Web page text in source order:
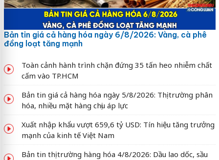
Bản tin giá cả hàng hóa ngày 6/8/2026: Vàng, cà phê
đồng loạt tăng mạnh
Toàn cảnh hành trình chặn đứng 35 tấn heo nhiễm chất
cấm vào TP.HCM
Bản tin giá cả hàng hóa ngày 5/8/2026: Thị trường phân
hóa, nhiều mặt hàng chịu áp lực
Xuất nhập khẩu vượt 659,6 tỷ USD: Tín hiệu tăng trưởng
mạnh của kinh tế Việt Nam
Bản tin thị trường hàng hóa 4/8/2026: Dầu lao dốc, sầu